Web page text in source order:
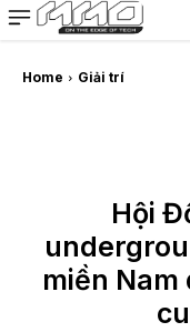
MMOSITE -
Bài viết nổi bật
Home Giải trí
Hội
miền